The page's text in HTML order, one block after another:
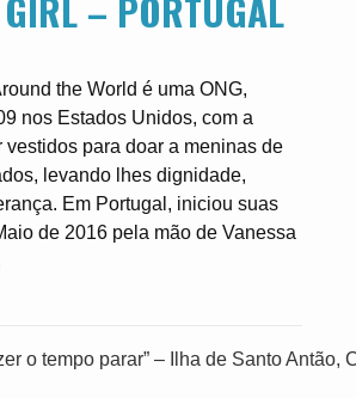
the World é uma ONG,
nos Estados Unidos, com a
vestidos para doar a meninas de
levando lhes dignidade,
Em Portugal, iniciou suas
de 2016 pela mão de Vanessa